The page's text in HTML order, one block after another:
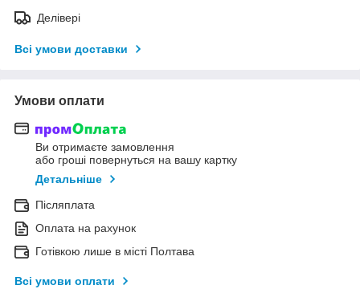
Делівері
Всі умови доставки
Умови оплати
Ви отримаєте замовлення
або гроші повернуться на вашу картку
Детальніше
Післяплата
Оплата на рахунок
Готівкою лише в місті Полтава
Всі умови оплати